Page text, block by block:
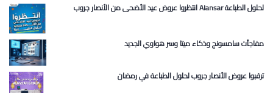
انتظروا عروض عيد الأضحى من الأنصار جروب Alansar لحلول الطباعة
مفاجآت سامسونج وذكاء ميتا وسر هواوي الجديد
ترقبوا عروض الأنصار جروب لحلول الطباعة في رمضان